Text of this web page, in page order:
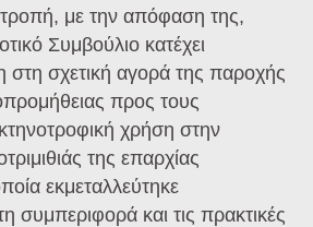
με την απόφαση της,
Συμβούλιο κατέχει
σχετική αγορά της παροχής
προς τους
χρήση στην
της επαρχίας
εκμεταλλεύτηκε
συμπεριφορά και τις πρακτικές